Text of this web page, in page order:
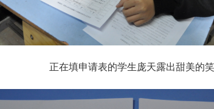
正在填申请表的学生庞天露出甜美的